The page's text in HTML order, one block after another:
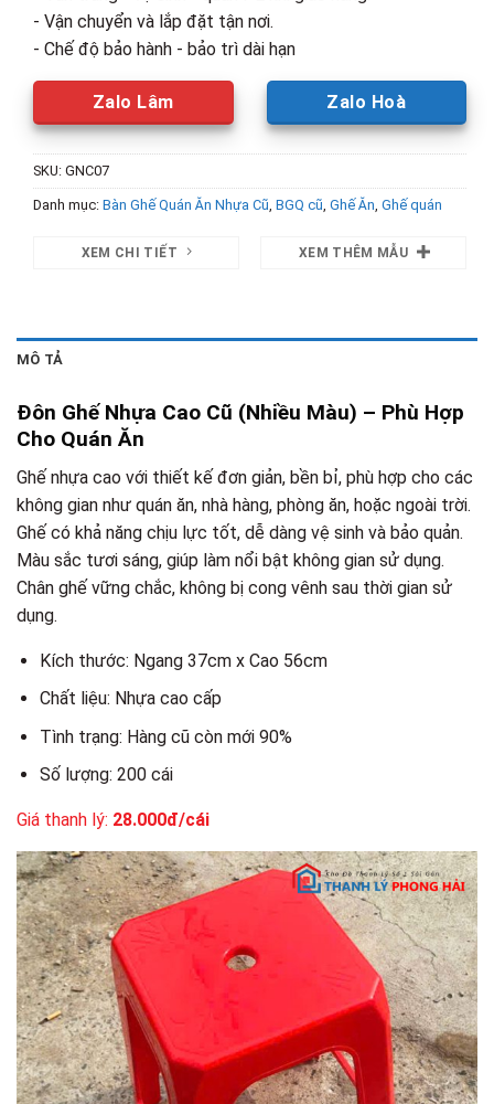
- Vận chuyển và lắp đặt tận nơi.
- Chế độ bảo hành - bảo trì dài hạn
Zalo Lâm Zalo Hoà
SKU: GNC07
Danh mục: Bàn Ghế Quán Ăn Nhựa Cũ, BGQ cũ, Ghế Ăn, Ghế quán
XEM CHI TIẾT XEM THÊM MẪU
MÔ TẢ
Đôn Ghế Nhựa Cao Cũ (Nhiều Màu) – Phù Hợp
Cho Quán Ăn
Ghế nhựa cao với thiết kế đơn giản, bền bỉ, phù hợp cho các
không gian như quán ăn, nhà hàng, phòng ăn, hoặc ngoài trời.
Ghế có khả năng chịu lực tốt, dễ dàng vệ sinh và bảo quản.
Màu sắc tươi sáng, giúp làm nổi bật không gian sử dụng.
Chân ghế vững chắc, không bị cong vênh sau thời gian sử
dụng.
Kích thước: Ngang 37cm x Cao 56cm
Chất liệu: Nhựa cao cấp
Tình trạng: Hàng cũ còn mới 90%
Số lượng: 200 cái
Giá thanh lý: 28.000đ/cái